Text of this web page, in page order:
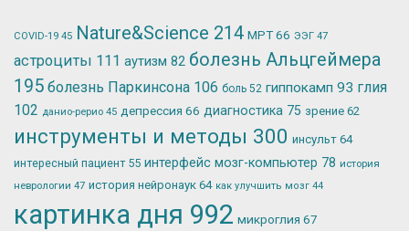
COVID-19 45 Nature&Science 214 МРТ66 ЭЭГ 47
астроциты 111 аутизм 82 болезнь Альцгеймера
195 болезнь Паркинсона 106 боль 52 гиппокамп 93 глия
102 данио-рерио 45 депрессия 66 диагностика 75 зрение 62
инструменты и методы 300 инсульт 64
интересный пациент 55 интерфейс мозг-компьютер 78 история
неврологии 47 история нейронаук 64 как улучшить мозг 44
картинка дня 992 микроглия 67